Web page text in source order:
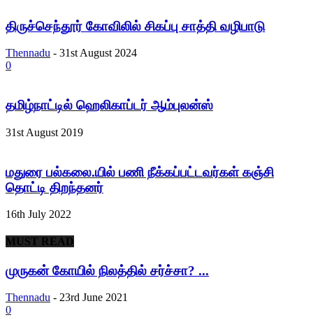
திருச்செந்தூர் கோவிலில் சிகப்பு சாத்தி வழிபாடு
Thennadu - 31st August 2024
0
தமிழ்நாட்டில் ஹெலிகாப்டர் ஆம்புலன்ஸ்
31st August 2019
மதுரை பல்கலை.யில் பணி நீக்கப்பட்டவர்கள் கஞ்சி
தொட்டி திறந்தனர்
16th July 2022
MUST READ
முருகன் கோயில் நிலத்தில் சர்ச்சா? ...
Thennadu - 23rd June 2021
0